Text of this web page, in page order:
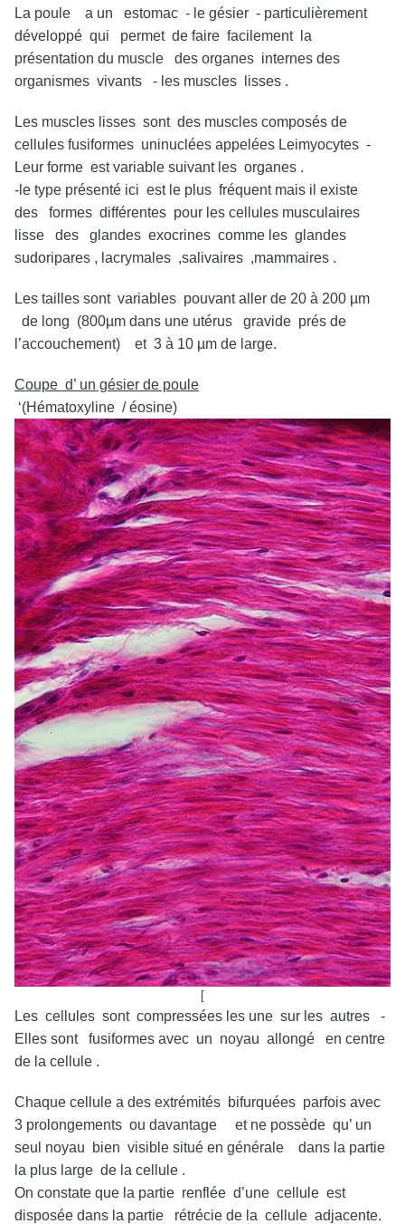
La poule a un estomac - le gésier - particulièrement
développé qui permet de faire facilement la
présentation du muscle des organes internes des
organismes vivants - les muscles lisses .
Les muscles lisses sont des muscles composés de
cellules fusiformes uninuclées appelées Leimyocytes -
Leur forme est variable suivant les organes .
-le type présenté ici est le plus fréquent mais il existe
des formes différentes pour les cellules musculaires
lisse des glandes exocrines comme les glandes
sudoripares , lacrymales ,salivaires ,mammaires .
Les tailles sont variables pouvant aller de 20 à 200 µm
de long (800µm dans une utérus gravide prés de
l’accouchement) et 3 à 10 µm de large.
Coupe d’ un gésier de poule
‘(Hématoxyline / éosine)
[
Les cellules sont compressées les une sur les autres -
Elles sont fusiformes avec un noyau allongé en centre
de la cellule .
Chaque cellule a des extrémités bifurquées parfois avec
3 prolongements ou davantage et ne possède qu’ un
seul noyau bien visible situé en générale dans la partie
la plus large de la cellule .
On constate que la partie renflée d’une cellule est
disposée dans la partie rétrécie de la cellule adjacente.